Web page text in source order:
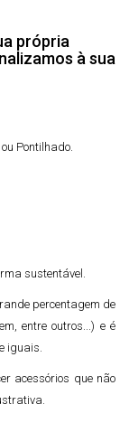
própria
à sua
Pontilhado.
sustentável.
percentagem de
entre outros...) e é
iguais.
acessórios que não